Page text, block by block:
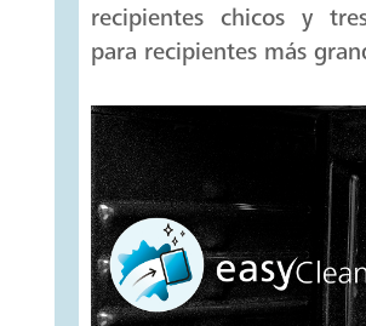
recipientes chicos y
para recipientes más